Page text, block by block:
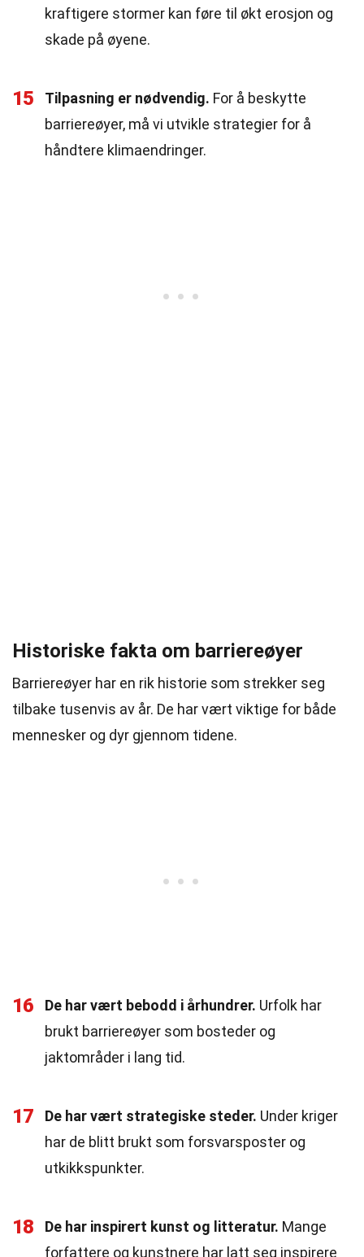
kraftigere stormer kan føre til økt erosjon og
skade på øyene.
15 Tilpasning er nødvendig. For å beskytte
barriereøyer, må vi utvikle strategier for å
håndtere klimaendringer.
Historiske fakta om barriereøyer
Barriereøyer har en rik historie som strekker seg
tilbake tusenvis av år. De har vært viktige for både
mennesker og dyr gjennom tidene.
16 De har vært bebodd i århundrer. Urfolk har
brukt barriereøyer som bosteder og
jaktområder i lang tid.
17 De har vært strategiske steder. Under kriger
har de blitt brukt som forsvarsposter og
utkikkspunkter.
18 De har inspirert kunst og litteratur. Mange
forfattere og kunstnere har latt seg inspirere